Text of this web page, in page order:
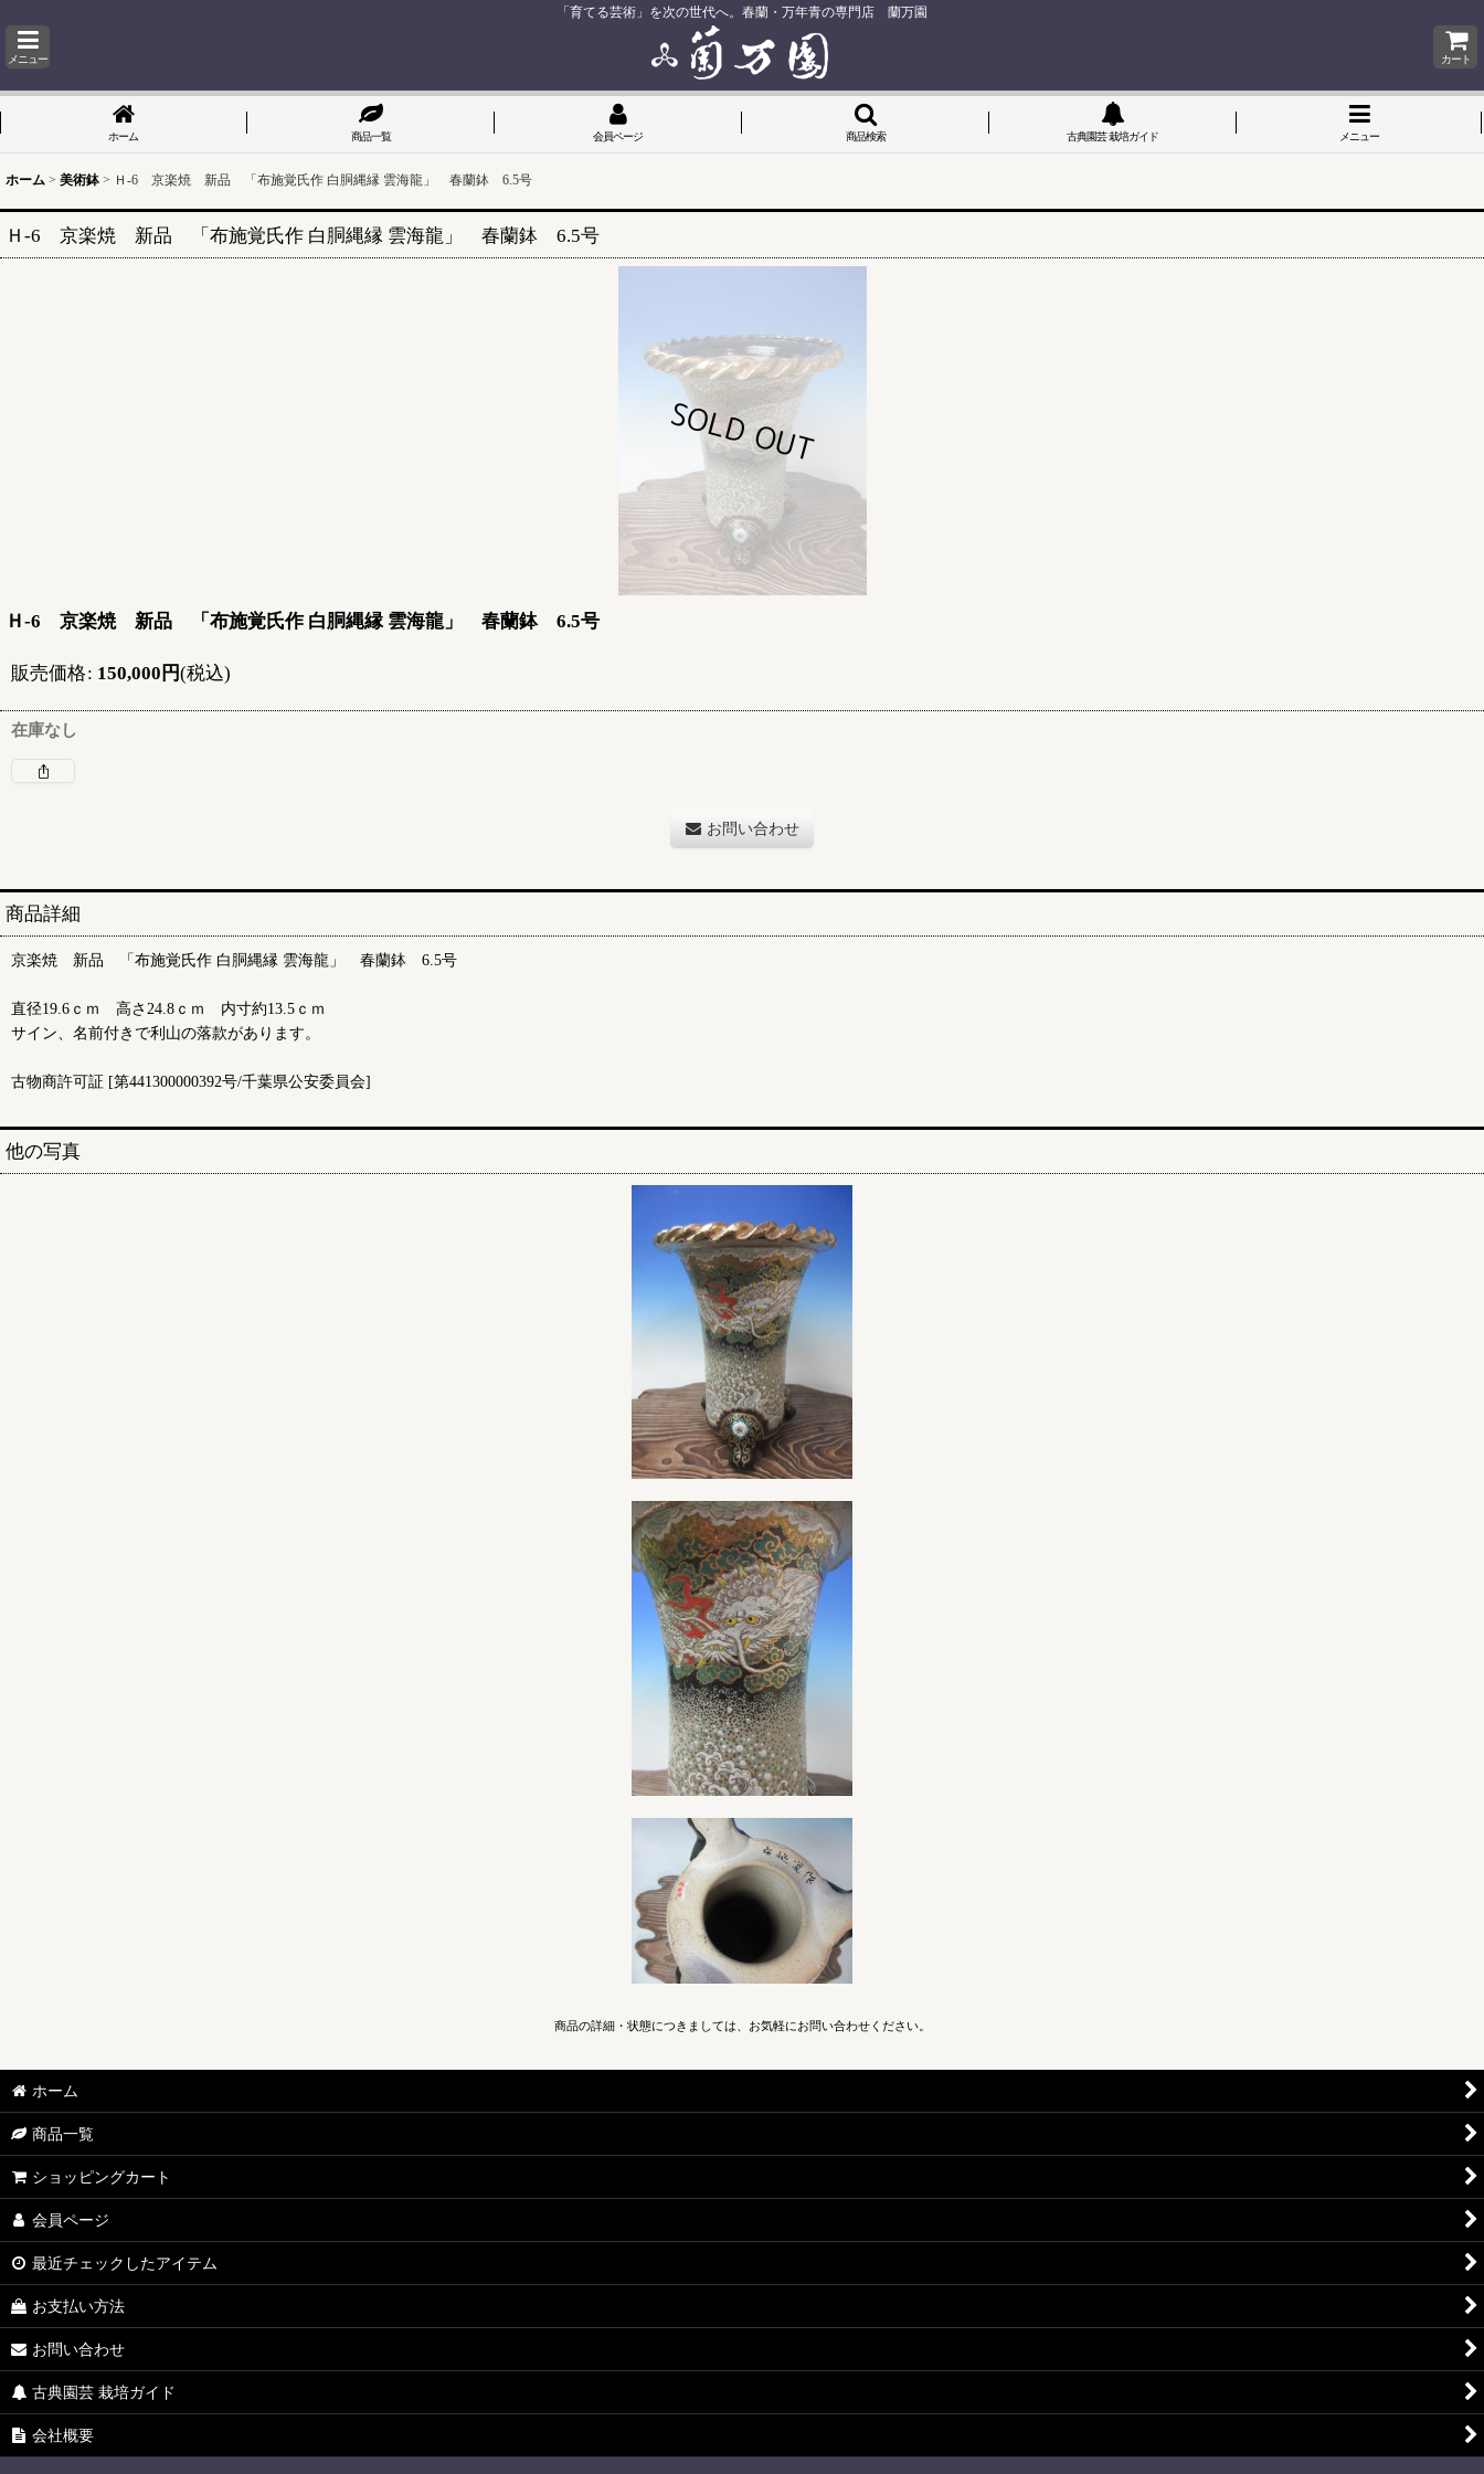
「育てる芸術」を次の世代へ。春蘭・万年青の専門店 蘭万園
メニュー カート
ホーム 商品一覧 会員ページ 商品検索 古典園芸 栽培ガイド メニュー
ホーム > 美術鉢 > Ｈ-6 京楽焼 新品 「布施覚氏作 白胴縄縁 雲海龍」 春蘭鉢 6.5号
Ｈ-6 京楽焼 新品 「布施覚氏作 白胴縄縁 雲海龍」 春蘭鉢 6.5号
Ｈ-6 京楽焼 新品 「布施覚氏作 白胴縄縁 雲海龍」 春蘭鉢 6.5号
販売価格: 150,000 円(税込)
在庫なし
お問い合わせ
商品詳細
京楽焼 新品 「布施覚氏作 白胴縄縁 雲海龍」 春蘭鉢 6.5号
直径19.6ｃｍ 高さ24.8ｃｍ 内寸約13.5ｃｍ
サイン、名前付きで利山の落款があります。
古物商許可証 [第441300000392号/千葉県公安委員会]
他の写真
商品の詳細・状態につきましては、お気軽にお問い合わせください。
ホーム
商品一覧
ショッピングカート
会員ページ
最近チェックしたアイテム
お支払い方法
お問い合わせ
古典園芸 栽培ガイド
会社概要